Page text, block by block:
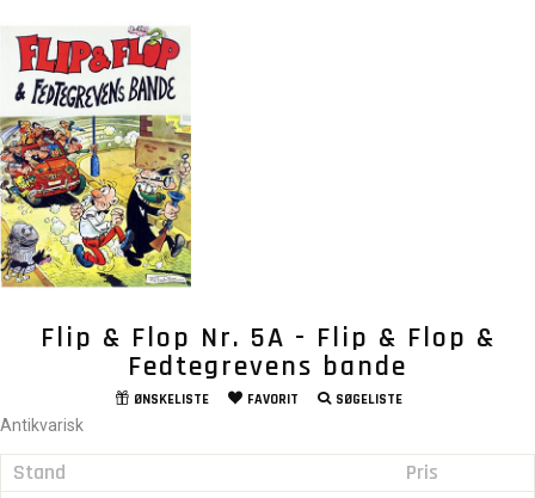
Flip & Flop Nr. 5A - Flip & Flop &
Fedtegrevens bande
ØNSKELISTE FAVORIT SØGELISTE
Antikvarisk
Stand Pris